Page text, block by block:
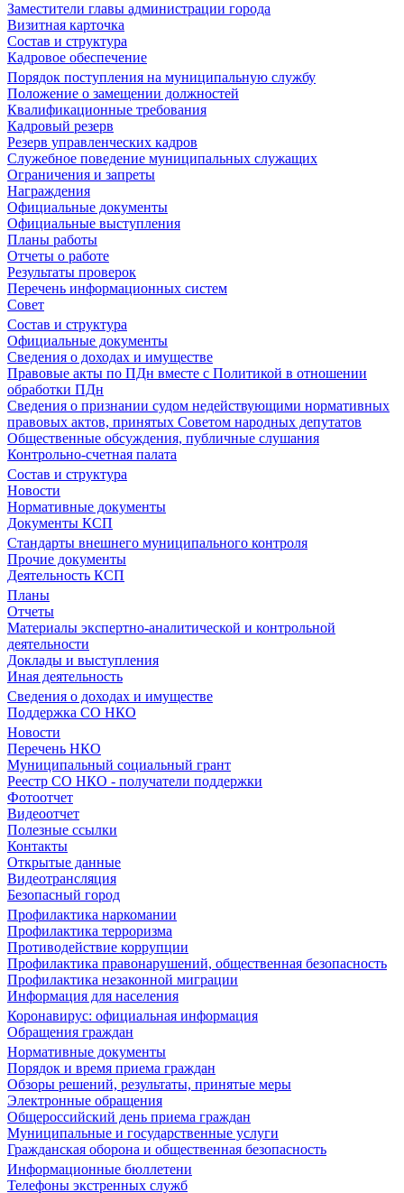
Заместители главы администрации города
Визитная карточка
Состав и структура
Кадровое обеспечение
Порядок поступления на муниципальную службу
Положение о замещении должностей
Квалификационные требования
Кадровый резерв
Резерв управленческих кадров
Служебное поведение муниципальных служащих
Ограничения и запреты
Награждения
Официальные документы
Официальные выступления
Планы работы
Отчеты о работе
Результаты проверок
Перечень информационных систем
Совет
Состав и структура
Официальные документы
Сведения о доходах и имуществе
Правовые акты по ПДн вместе с Политикой в отношении
обработки ПДн
Сведения о признании судом недействующими нормативных
правовых актов, принятых Советом народных депутатов
Общественные обсуждения, публичные слушания
Контрольно-счетная палата
Состав и структура
Новости
Нормативные документы
Документы КСП
Стандарты внешнего муниципального контроля
Прочие документы
Деятельность КСП
Планы
Отчеты
Материалы экспертно-аналитической и контрольной
деятельности
Доклады и выступления
Иная деятельность
Сведения о доходах и имуществе
Поддержка СО НКО
Новости
Перечень НКО
Муниципальный социальный грант
Реестр СО НКО - получатели поддержки
Фотоотчет
Видеоотчет
Полезные ссылки
Контакты
Открытые данные
Видеотрансляция
Безопасный город
Профилактика наркомании
Профилактика терроризма
Противодействие коррупции
Профилактика правонарушений, общественная безопасность
Профилактика незаконной миграции
Информация для населения
Коронавирус: официальная информация
Обращения граждан
Нормативные документы
Порядок и время приема граждан
Обзоры решений, результаты, принятые меры
Электронные обращения
Общероссийский день приема граждан
Муниципальные и государственные услуги
Гражданская оборона и общественная безопасность
Информационные бюллетени
Телефоны экстренных служб